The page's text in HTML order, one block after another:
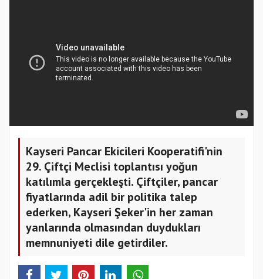
Kayseri Pancar Ekicileri Kooperatifi'nin
29. Çiftçi Meclisi toplantısı yoğun
katılımla gerçekleşti. Çiftçiler, pancar
fiyatlarında adil bir politika talep
ederken, Kayseri Şeker'in her zaman
yanlarında olmasından duydukları
memnuniyeti dile getirdiler.